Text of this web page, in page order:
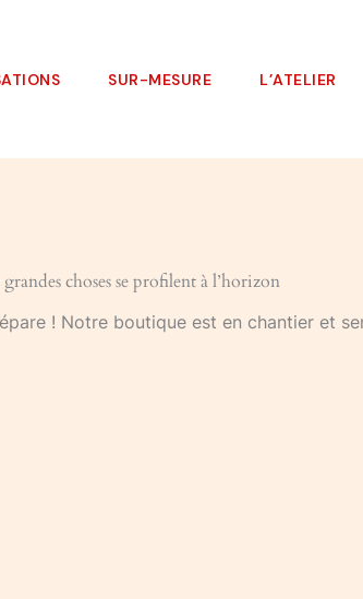
SUR-MESURE L’ATELIER
choses se profilent à l’horizon
! Notre boutique est en chantier et